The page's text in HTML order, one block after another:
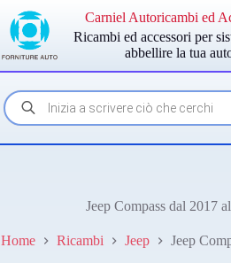
contenuto
Carniel Autoricambi ed
Ricambi ed accessori per
abbellire la tua
Products
search
Jeep Compass dal 2017
Home Ricambi Jeep Jeep